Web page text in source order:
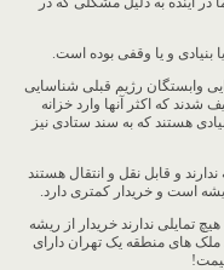
بنیادی و یا وقفی بوده است.
وابستگان رژیم قبلی شناسایی
شدند که اکثر آنها وارد خزانه
هستند که به سند ستادی نیز
و قابل نقل و انتقال هستند
است و خریدار کمتری دارد.
تمایلی ندارند خریدار از ریشه
های منطقه یک تهران دارای